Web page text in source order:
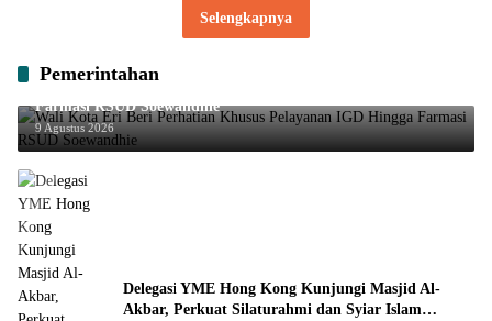
Selengkapnya
Pemerintahan
Wali Kota Eri Beri Perhatian Khusus Pelayanan IGD Hingga
Farmasi RSUD Soewandhie
9 Agustus 2026
Delegasi YME Hong Kong Kunjungi Masjid Al-
Akbar, Perkuat Silaturahmi dan Syiar Islam